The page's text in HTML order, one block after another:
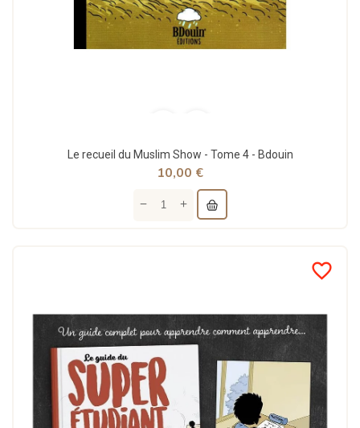
Le recueil du Muslim Show - Tome 4 - Bdouin
10,00 €
favorite_border